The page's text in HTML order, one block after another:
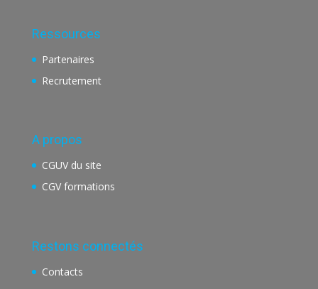
Ressources
Partenaires
Recrutement
A propos
CGUV du site
CGV formations
Restons connectés
Contacts